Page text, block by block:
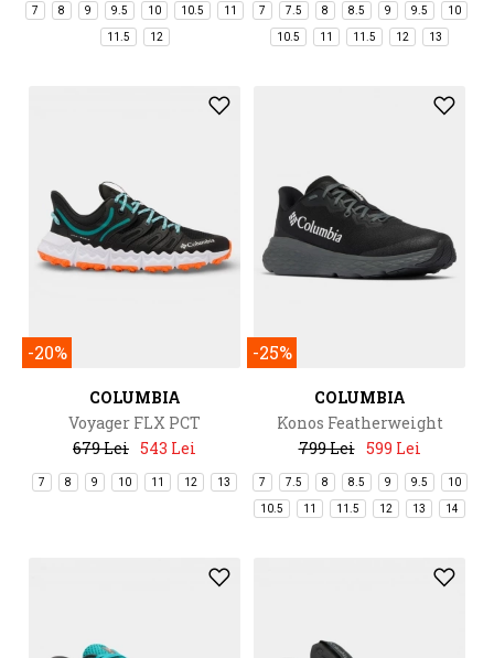
7 8 9 9.5 10 10.5 11
11.5 12
7 7.5 8 8.5 9 9.5 10
10.5 11 11.5 12 13
-20%
COLUMBIA
Voyager FLX PCT
679 Lei 543 Lei
7 8 9 10 11 12 13
-25%
COLUMBIA
Konos Featherweight
799 Lei 599 Lei
7 7.5 8 8.5 9 9.5 10
10.5 11 11.5 12 13 14